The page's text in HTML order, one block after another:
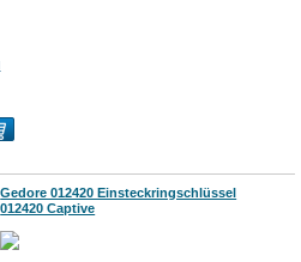
Gedore 012420 Einsteckringschlüssel
012420 Captive